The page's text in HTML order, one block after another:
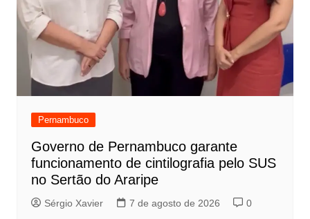
Pernambuco
Governo de Pernambuco garante
funcionamento de cintilografia pelo SUS
no Sertão do Araripe
Sérgio Xavier 7 de agosto de 2026 0